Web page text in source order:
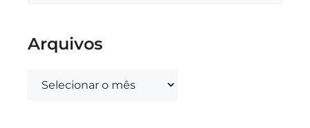
Arquivos